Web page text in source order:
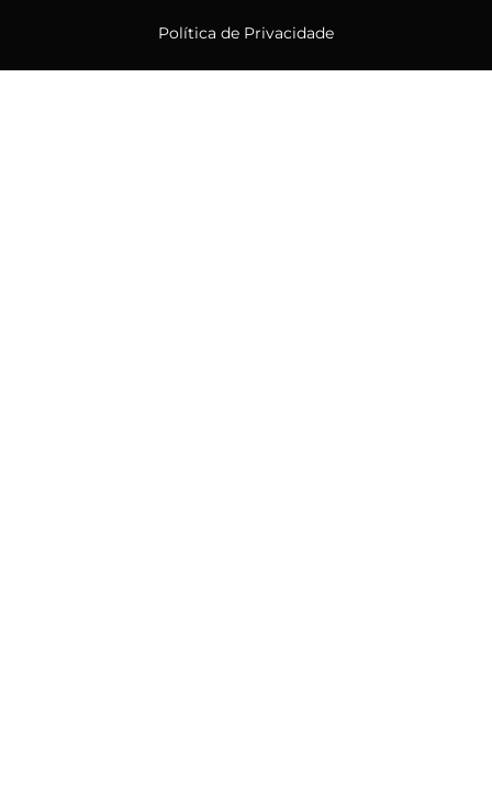
Política de Privacidade